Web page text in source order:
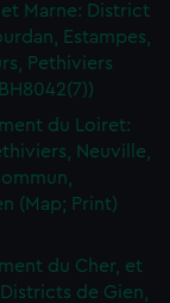
Marne: District
Estampes,
Pethiviers
du Loiret:
Neuville,
(Map; Print)
du Cher, et
de Gien,